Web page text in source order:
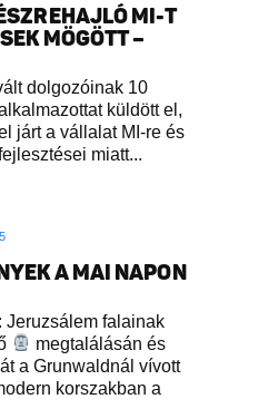
MI-T
MÖGÖTT –
dolgozóinak 10
küldött el,
járt a vállalat MI-re és
miatt...
A MAI NAPON
Jeruzsálem falainak
megtalálásán és
a Grunwaldnál vívott
korszakban a